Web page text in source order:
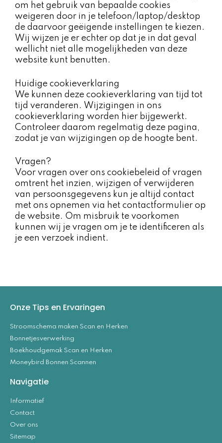
om het gebruik van bepaalde cookies
weigeren door in je telefoon/laptop/desktop
de daarvoor geëigende instellingen te kiezen.
Wij wijzen je er echter op dat je in dat geval
wellicht niet alle mogelijkheden van deze
website kunt benutten.
Huidige cookieverklaring ​​
We kunnen deze cookieverklaring van tijd tot
tijd veranderen. Wijzigingen in ons
cookieverklaring worden hier bijgewerkt.
Controleer daarom regelmatig deze pagina,
zodat je van wijzigingen op de hoogte bent.
Vragen?​
Voor vragen over ons cookiebeleid of vragen
omtrent het inzien, wijzigen of verwijderen
van persoonsgegevens kun je altijd contact
met ons opnemen via het contactformulier op
de website. Om misbruik te voorkomen
kunnen wij je vragen om je te identificeren als
je een verzoek indient.
Onze Tips en Ervaringen
Stroomschema maken Scan en Herken
Bonnetjesverwerking
Boekhoudgemak Scan en Herken
Moneybird Bonnen Scannen
Navigatie
Informatief
Contact
Over ons
Sitemap